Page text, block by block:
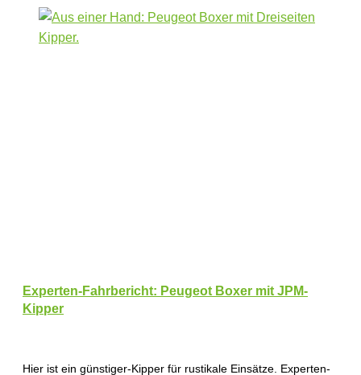
Experten-Fahrbericht: Peugeot Boxer mit JPM-
Kipper
Hier ist ein günstiger-Kipper für rustikale Einsätze. Experten-